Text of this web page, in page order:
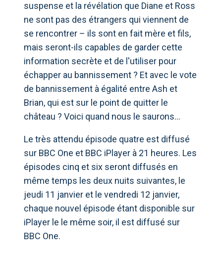
suspense et la révélation que Diane et Ross
ne sont pas des étrangers qui viennent de
se rencontrer – ils sont en fait mère et fils,
mais seront-ils capables de garder cette
information secrète et de l'utiliser pour
échapper au bannissement ? Et avec le vote
de bannissement à égalité entre Ash et
Brian, qui est sur le point de quitter le
château ? Voici quand nous le saurons…
Le très attendu épisode quatre est diffusé
sur BBC One et BBC iPlayer à 21 heures. Les
épisodes cinq et six seront diffusés en
même temps les deux nuits suivantes, le
jeudi 11 janvier et le vendredi 12 janvier,
chaque nouvel épisode étant disponible sur
iPlayer le le même soir, il est diffusé sur
BBC One.